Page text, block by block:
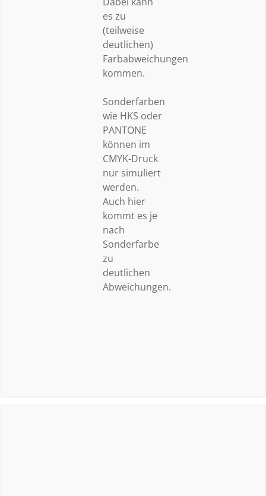
es zu
(teilweise
deutlichen)
Farbabweichungen
kommen.
Sonderfarben
wie HKS oder
PANTONE
können im
CMYK-Druck
nur simuliert
werden.
Auch hier
kommt es je
nach
Sonderfarbe
zu
deutlichen
Abweichungen.